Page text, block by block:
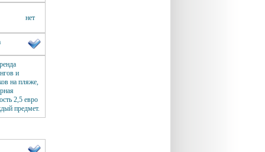
нет
и
на пляже,
2,5 евро
предмет.